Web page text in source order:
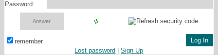
Password:
remember
Lost password |Sign Up